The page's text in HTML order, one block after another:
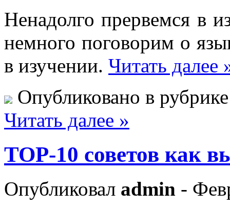
Ненадолго прервемся в
немного поговорим о
в изучении. Читать далее
Опубликовано в
Читать далее »
TOP-10 советов как
Опубликовал admin -